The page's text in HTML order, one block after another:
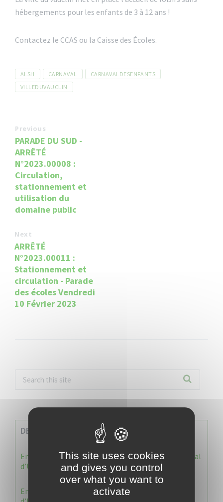
hébergements pour les enfants de 3 à 12 ans !
Contactez le CCAS ou la Caisse des Écoles.
Tags
ALSH CARNAVAL
CARNAVALDESENFANTS
VILLEDUVAUCLIN
Previous
PARADE DU SUD -
ARRÊTÉ
N°2023.00008 :
Circulation,
stationnement et
utilisation du
domaine public
Next
ARRÊTÉ
N°2023.00011 :
Stationnement et
circulation - Parade
des écoles Vendredi
10 Février 2023
DERNIERES INFOS
Enquête publique : Dossier Modification du Plan Local
d’Urbanisme du Vauclin
Enquête publique : 1 ère modification du Plan Local
This site uses cookies
and gives you control
over what you want to
activate